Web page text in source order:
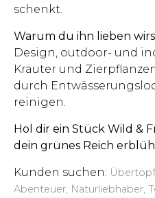
schenkt.
Warum du ihn lieben
Design, outdoor- und
Kräuter und
durch
reinigen.
Hol dir ein Stück Wild &
dein grünes Reich
Kunden suchen:
Abenteuer, Naturliebhaber,